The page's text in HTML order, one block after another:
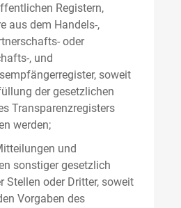
Registern,
aus dem Handels-,
oder
, und
soweit
der gesetzlichen
Transparenzregisters
werden;
und
sonstiger gesetzlich
Stellen oder Dritter, soweit
Vorgaben des